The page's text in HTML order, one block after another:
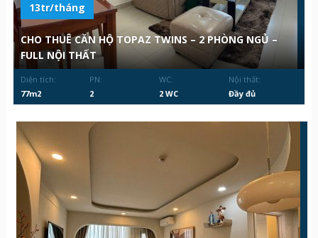
13tr/tháng
CHO THUÊ CĂN HỘ TOPAZ TWINS – 2 PHÒNG NGỦ –
FULL NỘI THẤT
Diện tích:
77m2
PN:
2
WC:
2 WC
Nội thất:
Đầy đủ